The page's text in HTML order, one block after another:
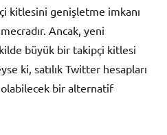
kitlesini genişletme imkanı
Ancak, yeni
büyük bir takipçi kitlesi
ki, satılık Twitter hesapları
olabilecek bir alternatif